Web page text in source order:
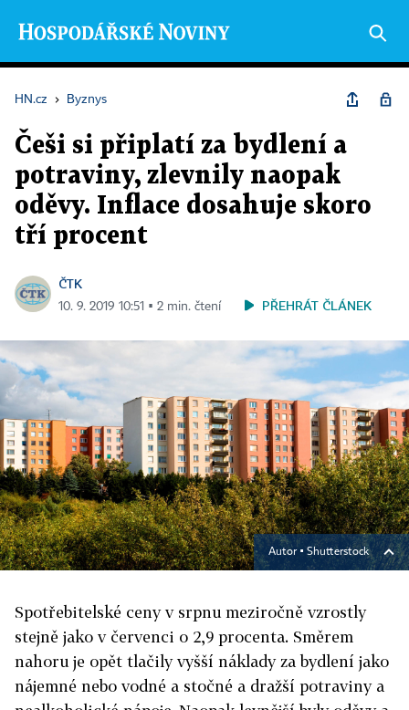
HN.cz › Byznys
Češi si připlatí za bydlení a
potraviny, zlevnily naopak
oděvy. Inflace dosahuje skoro
tří procent
ČTK
10. 9. 2019 10:51 ▪ 2 min. čtení PŘEHRÁT ČLÁNEK
Autor ▪ Shutterstock
Spotřebitelské ceny v srpnu meziročně vzrostly
stejně jako v červenci o 2,9 procenta. Směrem
nahoru je opět tlačily vyšší náklady za bydlení jako
nájemné nebo vodné a stočné a dražší potraviny a